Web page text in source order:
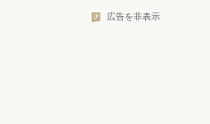
広告を非表示